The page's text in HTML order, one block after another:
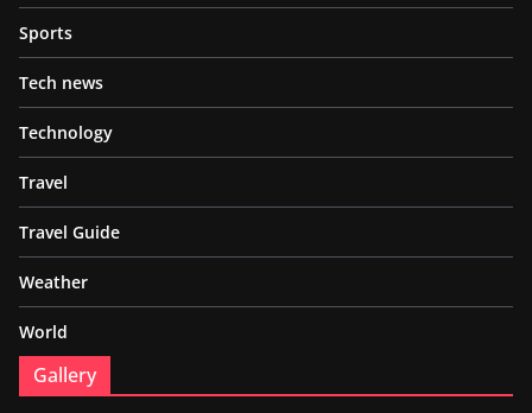
Sports
Tech news
Technology
Travel
Travel Guide
Weather
World
Gallery